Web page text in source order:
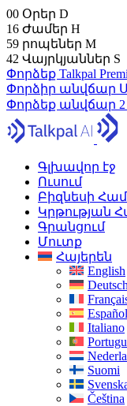
00 Օրեր D
16 Ժամեր H
59 րոպեներ M
41 Վայրկյաններ S
Փորձեք Talkpal
Փորձիր անվճար
Փորձեք անվճար
Գլխավոր էջ
Ուսում
Բիզնեսի
Կրթության
Գրանցում
Մուտք
Հայերեն
English
Deutsch
Español
Italiano
Suomi
Čeština